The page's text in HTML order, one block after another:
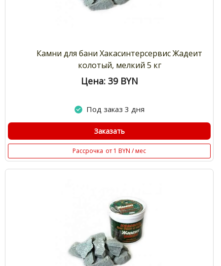
Камни для бани Хакасинтерсервис Жадеит
колотый, мелкий 5 кг
Цена: 39 BYN
Под заказ 3 дня
Заказать
Рассрочка от 1 BYN / мес